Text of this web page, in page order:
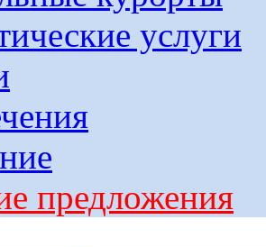
услуги
предложения